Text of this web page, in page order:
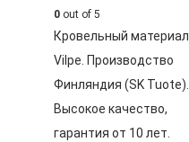
0 out of 5
Кровельный материал
Vilpe. Производство
Финляндия (SK Tuote).
Высокое качество,
гарантия от 10 лет.